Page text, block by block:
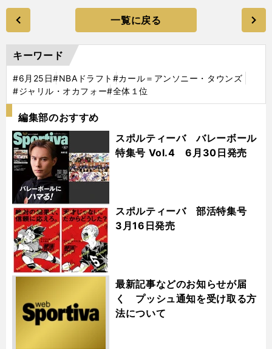
一覧に戻る
キーワード
#6月25日#NBAドラフト #カール＝アンソニー・タウンズ
#ジャリル・オカフォー#全体１位
編集部のおすすめ
スポルティーバ バレーボール
特集号 Vol.4 6月30日発売
スポルティーバ 部活特集号
3月16日発売
最新記事などのお知らせが届
く プッシュ通知を受け取る方
法について